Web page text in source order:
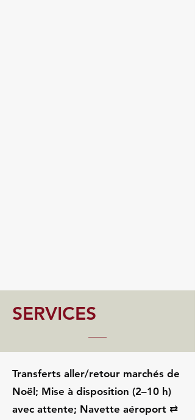
SERVICES
Transferts aller/retour marchés de
Noël; Mise à disposition (2–10 h)
avec attente; Navette aéroport ⇄